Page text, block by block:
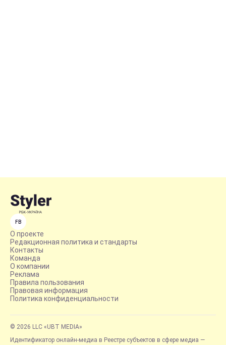
FB
О проекте
Редакционная политика и стандарты
Контакты
Команда
О компании
Реклама
Правила пользования
Правовая информация
Политика конфиденциальности
© 2026 LLC «UBT MEDIA»
Идентификатор онлайн-медиа в Реестре субъектов в сфере медиа —